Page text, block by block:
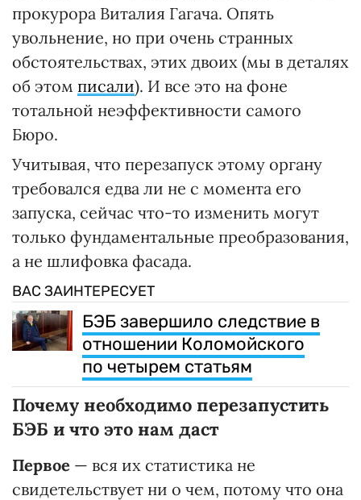
прокурора Виталия Гагача. Опять
увольнение, но при очень странных
обстоятельствах, этих двоих (мы в деталях
об этом писали). И все это на фоне
тотальной неэффективности самого
Бюро.
Учитывая, что перезапуск этому органу
требовался едва ли не с момента его
запуска, сейчас что-то изменить могут
только фундаментальные преобразования,
а не шлифовка фасада.
ВАС ЗАИНТЕРЕСУЕТ
БЭБ завершило следствие в
отношении Коломойского
по четырем статьям
Почему необходимо перезапустить
БЭБ и что это нам даст
Первое — вся их статистика не
свидетельствует ни о чем, потому что она